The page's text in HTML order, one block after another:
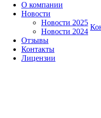
О компании
Новости
Новости 2025
Новости 2024
Отзывы
Контакты
Лицензии